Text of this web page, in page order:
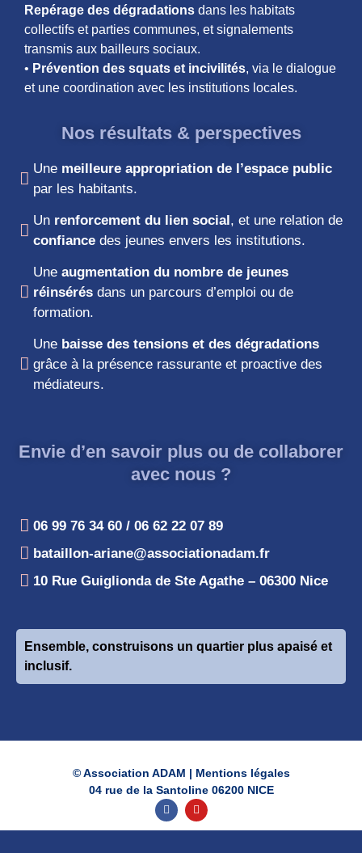
Repérage des dégradations dans les habitats
collectifs et parties communes, et signalements
transmis aux bailleurs sociaux.
• Prévention des squats et incivilités, via le dialogue
et une coordination avec les institutions locales.
Nos résultats & perspectives
Une meilleure appropriation de l’espace public
par les habitants.
Un renforcement du lien social, et une relation de
confiance des jeunes envers les institutions.
Une augmentation du nombre de jeunes
réinsérés dans un parcours d’emploi ou de
formation.
Une baisse des tensions et des dégradations
grâce à la présence rassurante et proactive des
médiateurs.
Envie d’en savoir plus ou de collaborer
avec nous ?
06 99 76 34 60 / 06 62 22 07 89
bataillon-ariane@associationadam.fr
10 Rue Guiglionda de Ste Agathe – 06300 Nice
Ensemble, construisons un quartier plus apaisé et
inclusif.
© Association ADAM | Mentions légales
04 rue de la Santoline 06200 NICE